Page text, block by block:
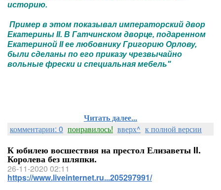
историю.
Пример в этом показывал императорский двор
Екатерины II. В Гатчинском дворце, подаренном
Екатериной II ее любовнику Григорию Орлову,
были сделаны по его приказу чрезвычайно
вольные фрески и специальная мебель"
Читать далее...
комментарии: 0 понравилось! вверх^ к полной версии
К юбилею восшествия на престол Елизаветы II.
Королева без шляпки.
26-11-2020 02:11
https://www.liveinternet.ru...205297991/